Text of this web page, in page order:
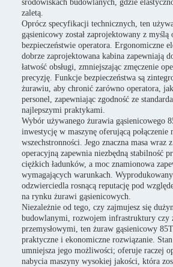
środowiskach budowlanych, gdzie
zaletą.
Oprócz specyfikacji technicznych, ten
gąsienicowy został zaprojektowany z
bezpieczeństwie operatora. Ergonomiczne
dobrze zaprojektowana kabina zapewniają
łatwość obsługi, zmniejszając zmęczenie
precyzję. Funkcje bezpieczeństwa są
żurawiu, aby chronić zarówno operatora,
personel, zapewniając zgodność ze
najlepszymi praktykami.
Wybór używanego żurawia gąsienicowego
inwestycję w maszynę oferującą
wszechstronności. Jego znaczna masa wraz
operacyjną zapewnia niezbędną stabilność
ciężkich ładunków, a moc znamionowa
wymagających warunkach.
odzwierciedla rosnącą reputację pod
na rynku żurawi gąsienicowych.
Niezależnie od tego, czy zajmujesz się
budowlanymi, rozwojem infrastruktury czy
przemysłowymi, ten żuraw gąsienicowy
praktyczne i ekonomiczne rozwiązanie.
umniejsza jego możliwości; oferuje raczej
nabycia maszyny wysokiej jakości, która